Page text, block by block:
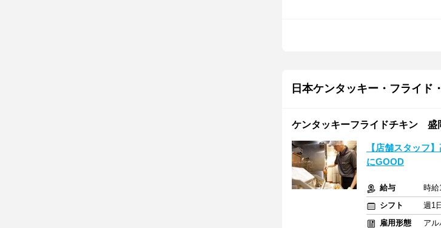
日本ケンタッキー・フライド
ケンタッキーフライドチキン 盛
【店舗スタッフ
にGOOD
給与
時給
シフト
週1
雇用形態
アル